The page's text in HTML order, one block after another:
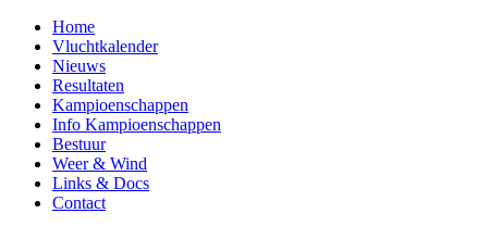
Home
Vluchtkalender
Nieuws
Resultaten
Kampioenschappen
Info Kampioenschappen
Bestuur
Weer & Wind
Links & Docs
Contact